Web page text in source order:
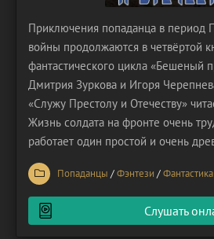
Приключения попаданца в период
войны продолжаются в четвёртой
фантастического цикла «Бешеный
Дмитрия Зуркова и Игоря
«Служу Престолу и Отечеству»
Жизнь солдата на фронте очень
работает один простой и очень
человечества: «Убьешь ты или
герой сидит в окопе, а через сто
же окопе сидят враги,
пулемета. Но наш
Попаданцы /Фэнтези /Фантастика
Слушать